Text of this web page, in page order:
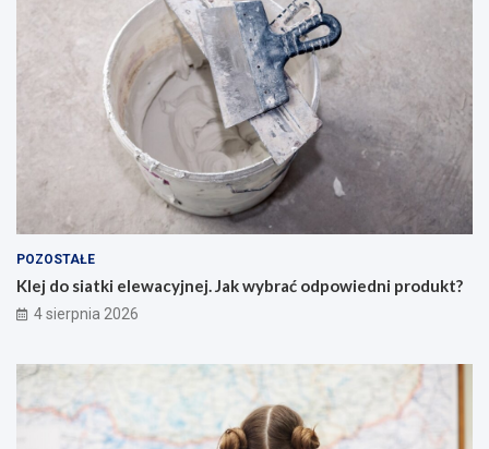
POZOSTAŁE
Klej do siatki elewacyjnej. Jak wybrać odpowiedni produkt?
4 sierpnia 2026